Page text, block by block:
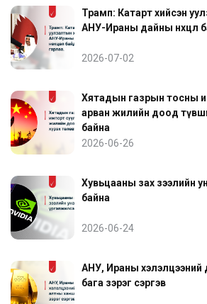
Трамп: Катарт хийсэн
АНУ-Ираны дайны нөхцөл
2026-07-02
Хятадын газрын тосны
арван жилийн доод
байна
2026-06-26
Хувьцааны зах зээлийн
байна
2026-06-24
АНУ, Ираны хэлэлцээний
бага зэрэг сэргэв